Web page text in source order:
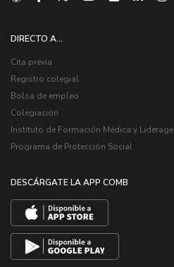
DIRECTO A...
Cita previa
Registro colegial
Bolsa de empleo
Colegiación
Instituto de Formación Médica y Liderage
Programa de Protección Social
DESCÁRGATE LA APP COMB